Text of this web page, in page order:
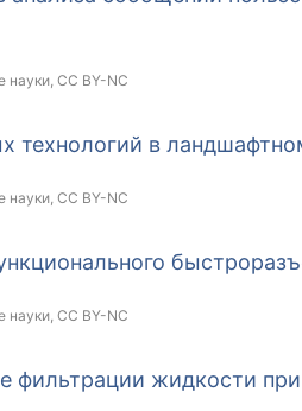
науки, CC BY-NC
технологий в
науки, CC BY-NC
науки, CC BY-NC
фильтрации жидкости